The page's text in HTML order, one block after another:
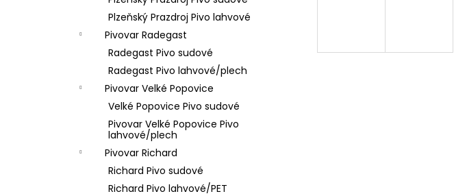
Plzeňský Prazdroj Pivo lahvové
Pivovar Radegast
Radegast Pivo sudové
Radegast Pivo lahvové/plech
Pivovar Velké Popovice
Velké Popovice Pivo sudové
Pivovar Velké Popovice Pivo
lahvové/plech
Pivovar Richard
Richard Pivo sudové
Richard Pivo lahvové/PET
VÝČEPNÍ ZAŘÍZENÍ 1K
200 Kč